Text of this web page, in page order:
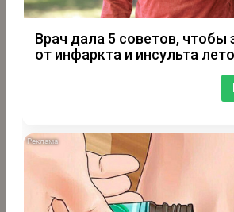
Врач дала 5 советов, чтобы
от инфаркта и инсульта